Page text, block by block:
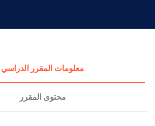
معلومات المقرر الدراسي
محتوى المقرر